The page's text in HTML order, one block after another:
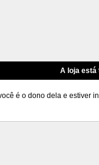
A loja está
é o dono dela e estiver